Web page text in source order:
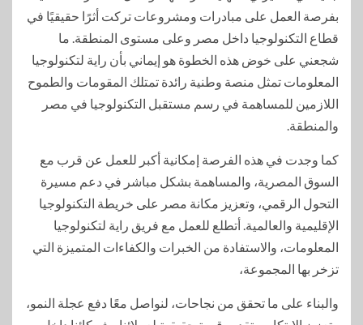
بفرصة العمل على مبادرات ومشروعات تركت أثرًا حقيقيًا في
قطاع التكنولوجيا داخل مصر وعلى مستوى المنطقة. ما
شجعني على خوض هذه الخطوة هو إيماني بأن راية لتكنولوجيا
المعلومات تمثل منصة وطنية رائدة تمتلك المقومات والطموح
اللازمين للمساهمة في رسم مستقبل التكنولوجيا في مصر
والمنطقة.
كما وجدت في هذه الفرصة إمكانية أكبر للعمل عن قرب مع
السوق المصرية، والمساهمة بشكل مباشر في دعم مسيرة
التحول الرقمي، وتعزيز مكانة مصر على خريطة التكنولوجيا
الإقليمية والعالمية. أتطلع للعمل مع فريق راية لتكنولوجيا
المعلومات، والاستفادة من الخبرات والكفاءات المتميزة التي
تزخر بها المجموعة،
والبناء على ما تحقق من نجاحات، لنواصل معًا دفع عجلة النمو،